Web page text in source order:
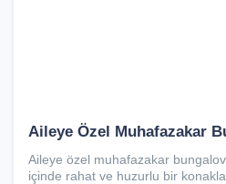
Aileye Özel Muhafazakar
Aileye özel muhafazakar
içinde rahat ve huzurlu bir